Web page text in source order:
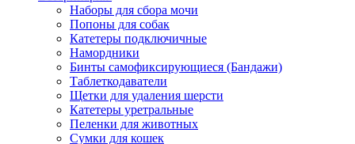
Наборы для сбора мочи
Попоны для собак
Катетеры подключичные
Намордники
Бинты самофиксирующиеся (Бандажи)
Таблеткодаватели
Щетки для удаления шерсти
Катетеры уретральные
Пеленки для животных
Сумки для кошек